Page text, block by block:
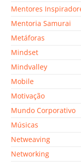
Mentores
Mentoria Samurai
Metáforas
Mindset
Mindvalley
Mobile
Motivação
Mundo Corporativo
Músicas
Netweaving
Networking